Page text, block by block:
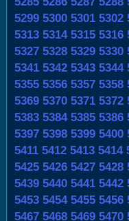
5299 5300 5301 5302
5313 5314 5315 5316
5327 5328 5329 5330
5341 5342 5343 5344
5355 5356 5357 5358
5369 5370 5371 5372
5383 5384 5385 5386
5397 5398 5399 5400
5411 5412 5413 5414
5425 5426 5427 5428
5439 5440 5441 5442
5453 5454 5455 5456
5467 5468 5469 5470